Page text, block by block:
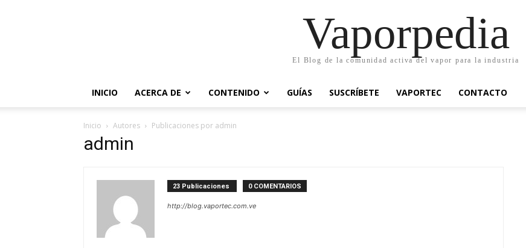
Vaporpedia
El Blog de la comunidad activa del vapor para la industria
INICIO ACERCA DE CONTENIDO GUÍAS SUSCRÍBETE VAPORTEC CONTACTO
Inicio Autores Publicaciones por admin
admin
23 Publicaciones 0 COMENTARIOS
http://blog.vaportec.com.ve